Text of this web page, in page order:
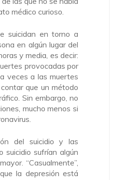
médico curioso.
suicidan en torno a
en algún lugar del
y media, es decir:
provocadas por
veces a las muertes
que un método
Sin embargo, no
mucho menos si
del suicidio y las
suicidio sufrían algún
“Casualmente”,
la depresión está